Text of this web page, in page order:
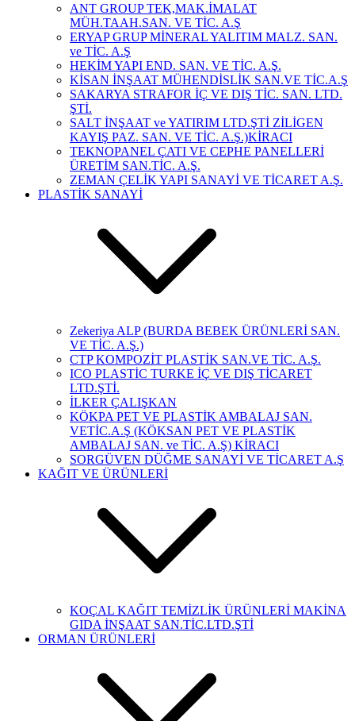
ANT GROUP TEK,MAK.İMALAT
MÜH.TAAH.SAN. VE TİC. A.Ş
ERYAP GRUP MİNERAL YALITIM MALZ. SAN.
ve TİC. A.Ş
HEKİM YAPI END. SAN. VE TİC. A.Ş.
KİSAN İNŞAAT MÜHENDİSLİK SAN.VE TİC.A.Ş
SAKARYA STRAFOR İÇ VE DIŞ TİC. SAN. LTD.
ŞTİ.
SALT İNŞAAT ve YATIRIM LTD.ŞTİ ZİLİGEN
KAYIŞ PAZ. SAN. VE TİC. A.Ş.)KİRACI
TEKNOPANEL ÇATI VE CEPHE PANELLERİ
ÜRETİM SAN.TİC. A.Ş.
ZEMAN ÇELİK YAPI SANAYİ VE TİCARET A.Ş.
PLASTİK SANAYİ
Zekeriya ALP (BURDA BEBEK ÜRÜNLERİ SAN.
VE TİC. A.Ş.)
CTP KOMPOZİT PLASTİK SAN.VE TİC. A.Ş.
ICO PLASTİC TURKE İÇ VE DIŞ TİCARET
LTD.ŞTİ.
İLKER ÇALIŞKAN
KÖKPA PET VE PLASTİK AMBALAJ SAN.
VETİC.A.Ş (KÖKSAN PET VE PLASTİK
AMBALAJ SAN. ve TİC. A.Ş) KİRACI
SORGÜVEN DÜĞME SANAYİ VE TİCARET A.Ş
KAĞIT VE ÜRÜNLERİ
KOÇAL KAĞIT TEMİZLİK ÜRÜNLERİ MAKİNA
GIDA İNŞAAT SAN.TİC.LTD.ŞTİ
ORMAN ÜRÜNLERİ